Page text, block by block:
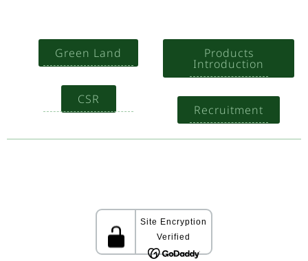
Green Land
CSR
Products
Introduction
Recruitment